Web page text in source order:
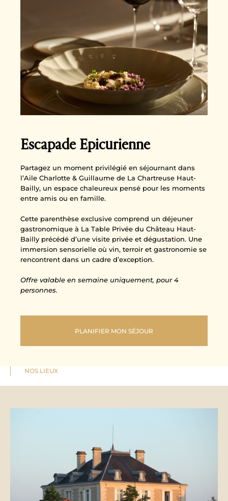
Escapade Epicurienne
Partagez un moment privilégié en séjournant dans
l’Aile Charlotte & Guillaume de La Chartreuse Haut-
Bailly, un espace chaleureux pensé pour les moments
entre amis ou en famille.
Cette parenthèse exclusive comprend un déjeuner
gastronomique à La Table Privée du Château Haut-
Bailly précédé d’une visite privée et dégustation. Une
immersion sensorielle où vin, terroir et gastronomie se
rencontrent dans un cadre d’exception.
Offre valable en semaine uniquement, pour 4
personnes.
PLANIFIER MON SÉJOUR
NOS LIEUX